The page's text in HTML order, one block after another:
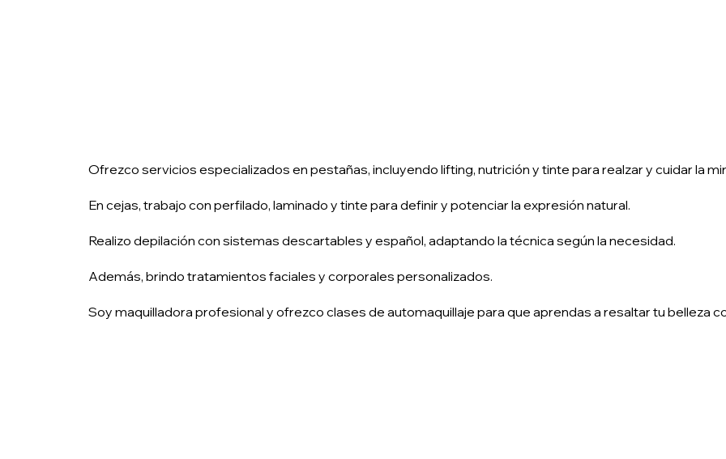
Ofrezco servicios especializados en pestañas, incluyendo lifting, nutrición y tinte para realzar y cuidar la
En cejas, trabajo con perfilado, laminado y tinte para definir y potenciar la expresión natural.
Realizo depilación con sistemas descartables y español, adaptando la técnica según la necesidad.
Además, brindo tratamientos faciales y corporales personalizados.
Soy maquilladora profesional y ofrezco clases de automaquillaje para que aprendas a resaltar tu belleza